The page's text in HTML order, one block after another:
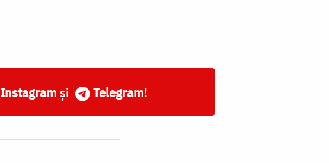
Instagram și Telegram!